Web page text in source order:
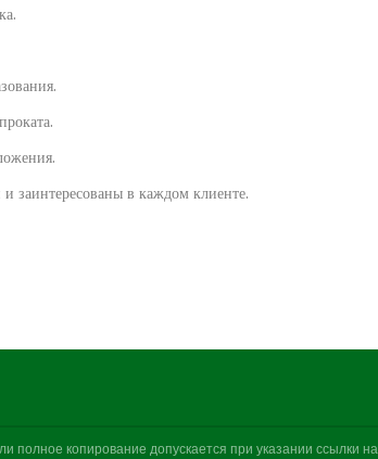
заинтересованы в каждом клиенте.
полное копирование допускается при указании ссылки на